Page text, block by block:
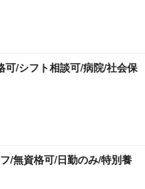
可/シフト相談可/病院/社会保
/無資格可/日勤のみ/特別養